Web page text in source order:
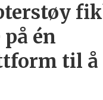
én
til å